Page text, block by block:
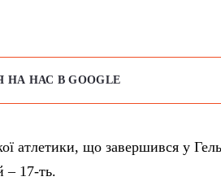
НА НАС В GOOGLE
атлетики, що завершився у
– 17-ть.